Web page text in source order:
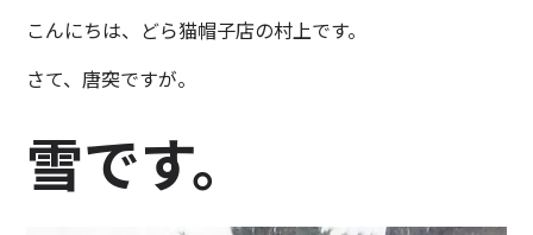
こんにちは、どら猫帽子店の村上です。
さて、唐突ですが。
雪です。